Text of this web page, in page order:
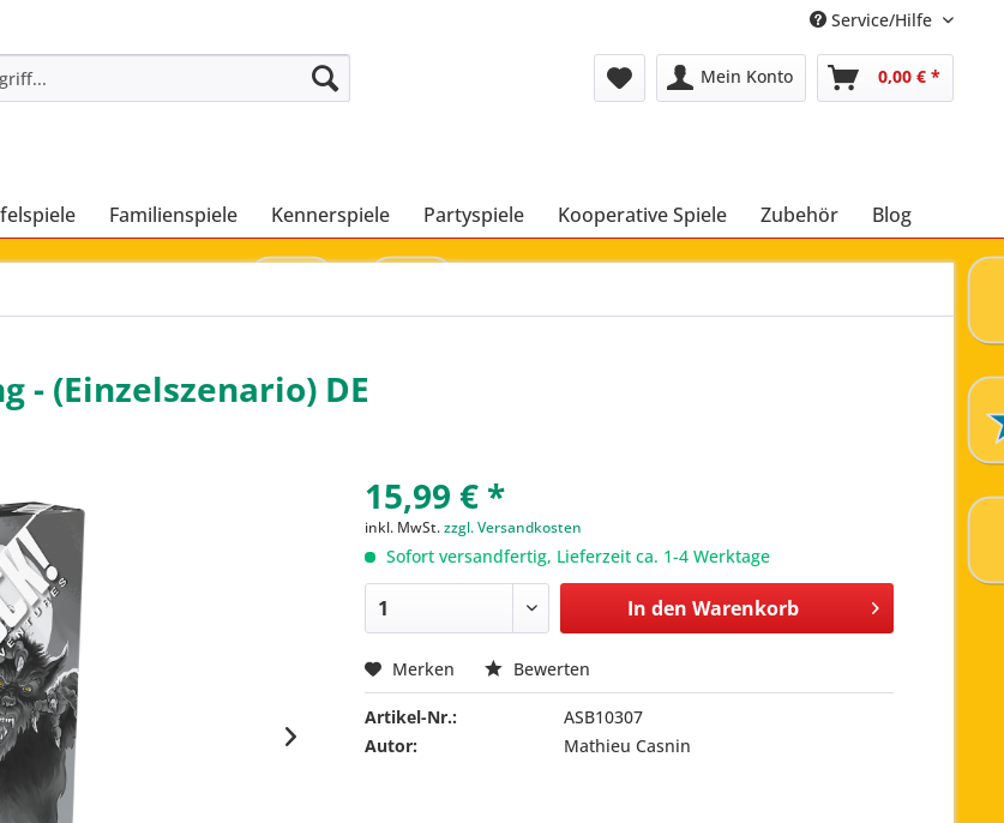
Service/Hilfe
Mein Konto 0,00 € *
Familienspiele Kennerspiele Partyspiele Kooperative Spiele Zubehör Blog
- (Einzelszenario) DE
15,99 € *
inkl. MwSt.zzgl. Versandkosten
Sofort versandfertig, Lieferzeit ca. 1-4 Werktage
In den Warenkorb
Merken Bewerten
Artikel-Nr.:
ASB10307
Autor:
Mathieu Casnin